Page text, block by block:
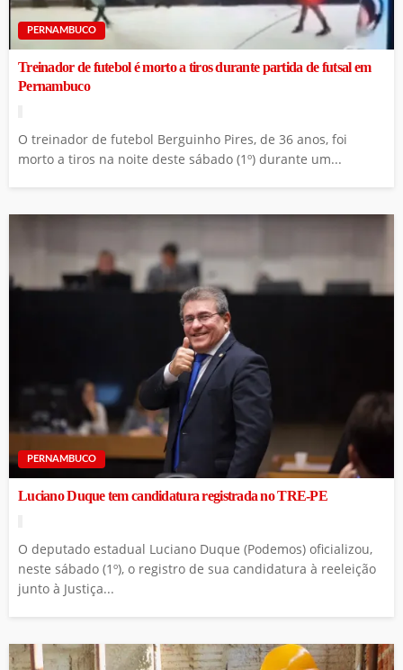
PERNAMBUCO
Treinador de futebol é morto a tiros durante partida de futsal em
Pernambuco
O treinador de futebol Berguinho Pires, de 36 anos, foi
morto a tiros na noite deste sábado (1º) durante um...
PERNAMBUCO
Luciano Duque tem candidatura registrada no TRE-PE
O deputado estadual Luciano Duque (Podemos) oficializou,
neste sábado (1º), o registro de sua candidatura à reeleição
junto à Justiça...